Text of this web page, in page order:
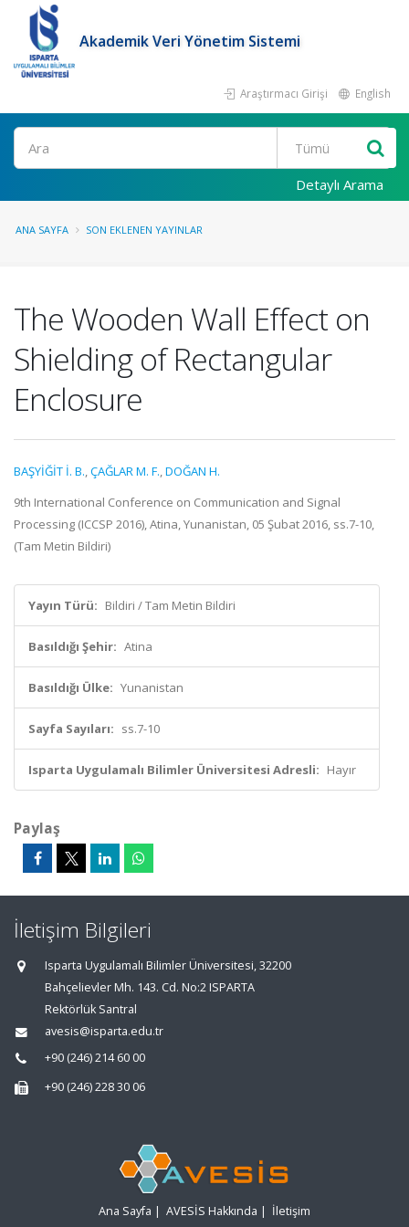
Akademik Veri Yönetim Sistemi
Araştırmacı Girişi English
Ara
Detaylı Arama
ANA SAYFA SON EKLENEN YAYINLAR
The Wooden Wall Effect on
Shielding of Rectangular
Enclosure
BAŞYİĞİT İ. B.,ÇAĞLAR M. F.,DOĞAN H.
9th International Conference on Communication and Signal
Processing (ICCSP 2016), Atina, Yunanistan, 05 Şubat 2016, ss.7-10,
(Tam Metin Bildiri)
Yayın Türü: Bildiri / Tam Metin Bildiri
Basıldığı Şehir: Atina
Basıldığı Ülke: Yunanistan
Sayfa Sayıları: ss.7-10
Isparta Uygulamalı Bilimler Üniversitesi Adresli: Hayır
Paylaş
İletişim Bilgileri
Isparta Uygulamalı Bilimler Üniversitesi, 32200
Bahçelievler Mh. 143. Cd. No:2 ISPARTA
Rektörlük Santral
avesis@isparta.edu.tr
+90 (246) 214 60 00
+90 (246) 228 30 06
Ana Sayfa | AVESİS Hakkında | İletişim